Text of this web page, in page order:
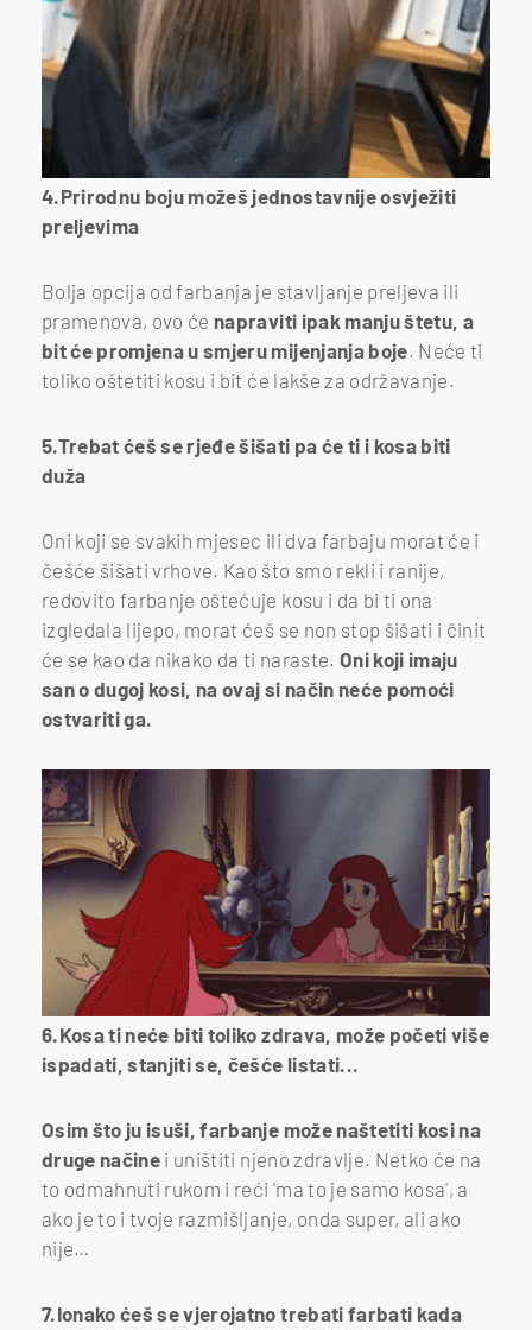
4.Prirodnu boju možeš jednostavnije osvježiti
preljevima
Bolja opcija od farbanja je stavljanje preljeva ili
pramenova, ovo će napraviti ipak manju štetu, a
bit će promjena u smjeru mijenjanja boje. Neće ti
toliko oštetiti kosu i bit će lakše za održavanje.
5.Trebat ćeš se rjeđe šišati pa će ti i kosa biti
duža
Oni koji se svakih mjesec ili dva farbaju morat će i
češće šišati vrhove. Kao što smo rekli i ranije,
redovito farbanje oštećuje kosu i da bi ti ona
izgledala lijepo, morat ćeš se non stop šišati i činit
će se kao da nikako da ti naraste. Oni koji imaju
san o dugoj kosi, na ovaj si način neće pomoći
ostvariti ga.
6.Kosa ti neće biti toliko zdrava, može početi više
ispadati, stanjiti se, češće listati...
Osim što ju isuši, farbanje može naštetiti kosi na
druge načine i uništiti njeno zdravlje. Netko će na
to odmahnuti rukom i reći 'ma to je samo kosa', a
ako je to i tvoje razmišljanje, onda super, ali ako
nije…
7.Ionako ćeš se vjerojatno trebati farbati kada